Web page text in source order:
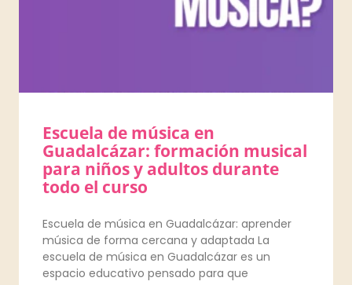
Escuela de música en
Guadalcázar: formación musical
para niños y adultos durante
todo el curso
Escuela de música en Guadalcázar: aprender
música de forma cercana y adaptada La
escuela de música en Guadalcázar es un
espacio educativo pensado para que